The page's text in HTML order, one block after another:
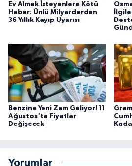
Ev Almak İsteyenlere Kötü
Haber: Ünlü Milyarderden
36 Yıllık Kayıp Uyarısı
Benzine Yeni Zam Geliyor! 11
Ağustos'ta Fiyatlar
Değişecek
Yorumlar